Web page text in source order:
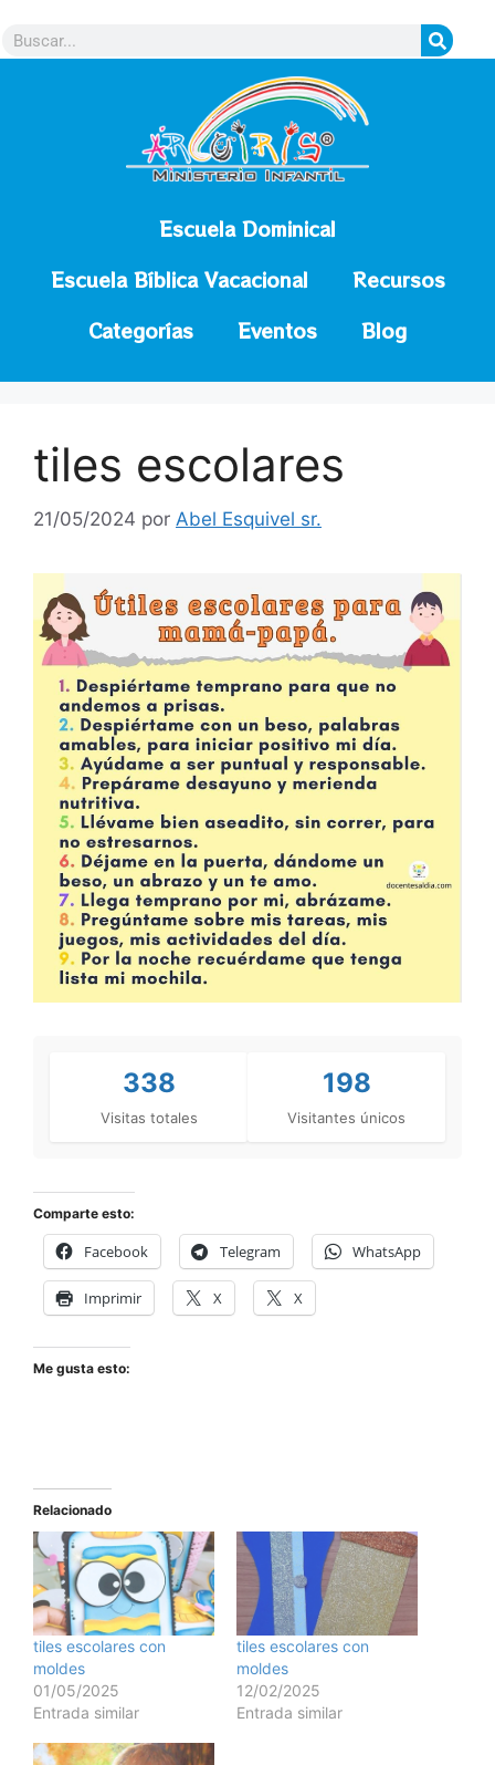
Escuela Dominical
Escuela Bíblica Vacacional
Recursos
Categorías
Eventos Blog
tiles escolares
21/05/2024 por Abel Esquivel sr.
338
Visitas totales
198
Visitantes únicos
Comparte esto:
Facebook Telegram WhatsApp
Imprimir X X
Me gusta esto:
Relacionado
tiles escolares con
moldes
01/05/2025
Entrada similar
tiles escolares con
moldes
12/02/2025
Entrada similar